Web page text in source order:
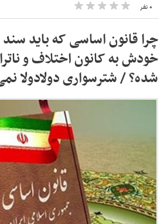
۰ نفر
چرا قانون اساسی که باید
خودش به کانون اختلاف و
شده؟ / شترسواری دولادولا